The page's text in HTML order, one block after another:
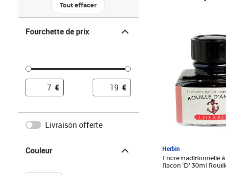
Tout effacer
Fourchette de prix
€ €
Livraison offerte
Couleur Herbin
Encre traditionnelle
flacon 'D' 30ml
Prix 7,41€ HT